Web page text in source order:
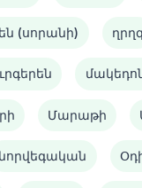
(սորանի) ղրղզ
Մարաթի